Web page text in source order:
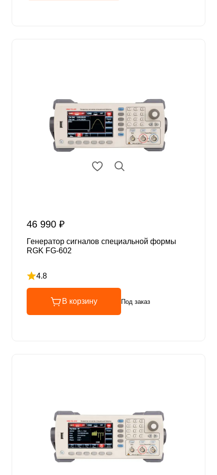
46 990 ₽
Генератор сигналов специальной формы
RGK FG-602
4.8
Рейтинг 4.8 из 5
В корзину Под заказ